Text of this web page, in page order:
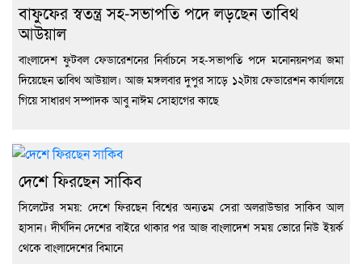
বাফুফের স্বতন্ত্র সহ-সভাপতি পদে লড়ছেন তাবিথ
আউয়াল
বাংলাদেশ ফুটবল ফেডারেশনের নির্বাচনে সহ-সভাপতি পদে মনোনয়নপত্র জমা
দিয়েছেন তাবিথ আউয়াল। আজ মঙ্গলবার দুপুর সাড়ে ১২টায় ফেডারেশন কার্যালয়ে
গিয়ে সাধারণ সম্পাদক আবু নাঈম সোহাগের কাছে
দেশে ফিরছেন সাকিব
সিলেটের সময়: দেশে ফিরছেন বিশ্বের অন্যতম সেরা অলরাউন্ডার সাকিব আল
হাসান। দীর্ঘদিন দেশের বাইরে থাকার পর আজ বাংলাদেশ সময় ভোরে নিউ ইয়র্ক
থেকে বাংলাদেশের বিমানে